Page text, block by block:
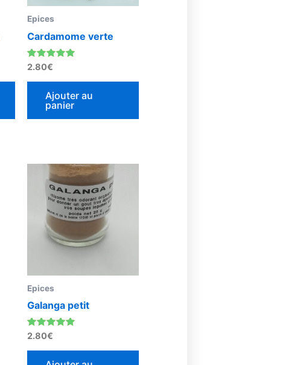
Epices
Cardamome verte
Note
5.00
sur 5
2.80€
Ajouter au
panier
Epices
Galanga petit
Note
sur 5
2.80€